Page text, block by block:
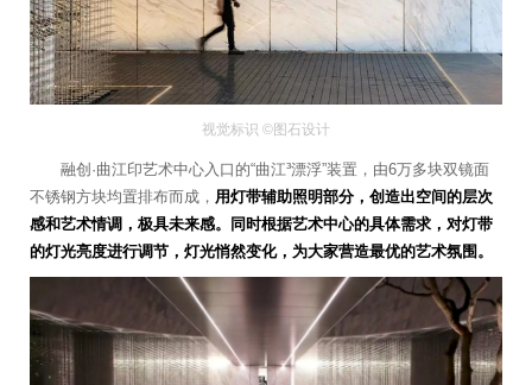
视觉标识 ©图石设计
融创·曲江印艺术中心入口的“曲江³漂浮”装置，由6万多块双镜面
不锈钢方块均置排布而成， 用灯带辅助照明部分，创造出空间的层次
感和艺术情调，极具未来感。同时根据艺术中心的具体需求，对灯带
的灯光亮度进行调节，灯光悄然变化，为大家营造最优的艺术氛围。